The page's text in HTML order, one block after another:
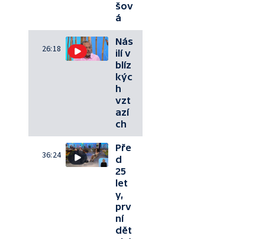
šov
á
26:18
Nás
ilí v
blíz
kýc
h
vzt
azí
ch
36:24
Pře
d
25
let
y,
prv
ní
dět